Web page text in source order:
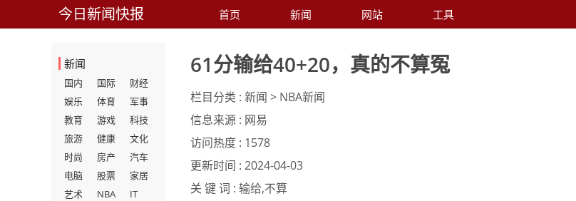
今日新闻快报 首页 新闻 网站 工具
新闻
国内 国际
财经
娱乐
体育
军事
教育
游戏
科技
旅游
健康
文化
时尚
房产
汽车
电脑
股票
家居
艺术
NBA
IT
61分输给40+20，真的不算冤
栏目分类 : 新闻 > NBA新闻
信息来源 : 网易
访问热度 : 1578
更新时间 : 2024-04-03
关 键 词 : 输给,不算